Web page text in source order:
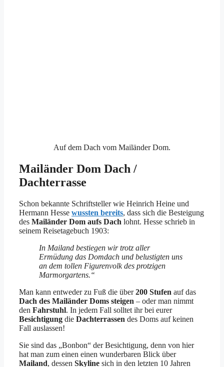
Auf dem Dach vom Mailänder Dom.
Mailänder Dom Dach /
Dachterrasse
Schon bekannte Schriftsteller wie Heinrich Heine und
Hermann Hesse wussten bereits, dass sich die Besteigung
des Mailänder Dom aufs Dach lohnt. Hesse schrieb in
seinem Reisetagebuch 1903:
In Mailand bestiegen wir trotz aller
Ermüdung das Domdach und belustigten uns
an dem tollen Figurenvolk des protzigen
Marmorgartens.“
Man kann entweder zu Fuß die über200 Stufen auf das
Dach des Mailänder Doms steigen – oder man nimmt
den Fahrstuhl. In jedem Fall solltet ihr bei eurer
Besichtigung die Dachterrassen des Doms auf keinen
Fall auslassen!
Sie sind das „Bonbon“ der Besichtigung, denn von hier
hat man zum einen einen wunderbaren Blick über
Mailand, dessen Skyline sich in den letzten 10 Jahren